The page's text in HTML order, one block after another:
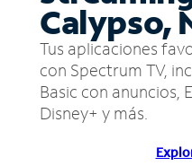
Calypso,
Tus aplicaciones
con Spectrum TV,
Basic con anuncios,
Disney+ y más.